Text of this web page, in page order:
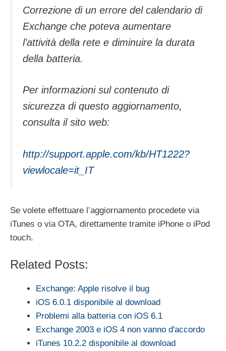
Correzione di un errore del calendario di
Exchange che poteva aumentare
l’attività della rete e diminuire la durata
della batteria.
Per informazioni sul contenuto di
sicurezza di questo aggiornamento,
consulta il sito web:
http://support.apple.com/kb/HT1222?
viewlocale=it_IT
Se volete effettuare l’aggiornamento procedete via
iTunes o via OTA, direttamente tramite iPhone o iPod
touch.
Related Posts:
Exchange: Apple risolve il bug
iOS 6.0.1 disponibile al download
Problemi alla batteria con iOS 6.1
Exchange 2003 e iOS 4 non vanno d'accordo
iTunes 10.2.2 disponibile al download